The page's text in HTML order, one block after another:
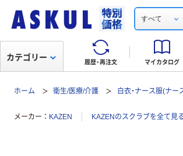
すべて
履歴・再注文 マイカタログ
カテゴリー
ホーム 衛生/医療/介護 白衣・ナース服(ナー
メーカー KAZEN KAZENのスクラブを全て見